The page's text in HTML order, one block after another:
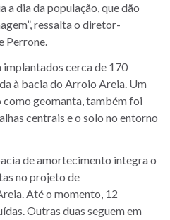
a dia da população, que dão
ressalta o diretor-
Perrone.
cerca de 170
à bacia do Arroio Areia. Um
geomanta, também foi
centrais e o solo no entorno
de amortecimento integra o
no projeto de
Até o momento, 12
Outras duas seguem em